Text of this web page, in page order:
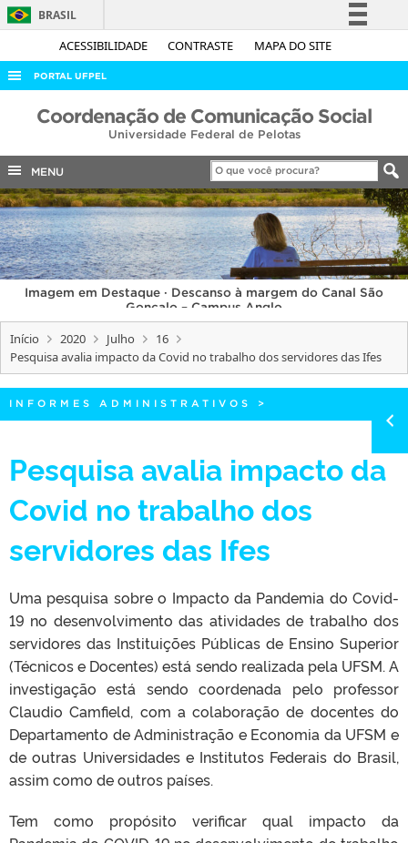
ACESSIBILIDADE CONTRASTE MAPA DO SITE
BRASIL
Simplifique!
Acesso à informação
Legislação
Canais
PORTAL UFPEL
ACESSO À INFORMAÇÃO
COBALTO
CONCURSOS
EDITAIS
INTERNACIONAL
OUVIDORIA
PORTARIAS
TELEFONES
Coordenação de Comunicação Social
Universidade Federal de Pelotas
MENU
Imagem em Destaque · Descanso à margem do Canal São
Gonçalo – Campus Anglo
Início 2020 Julho
16
Pesquisa avalia impacto da Covid no trabalho dos servidores das Ifes
INFORMES ADMINISTRATIVOS >
Pesquisa avalia impacto da
Covid no trabalho dos
servidores das Ifes
Uma pesquisa sobre o Impacto da Pandemia do Covid-
19 no desenvolvimento das atividades de trabalho dos
servidores das Instituições Públicas de Ensino Superior
(Técnicos e Docentes) está sendo realizada pela UFSM. A
investigação está sendo coordenada pelo professor
Claudio Camfield, com a colaboração de docentes do
Departamento de Administração e Economia da UFSM e
de outras Universidades e Institutos Federais do Brasil,
assim como de outros países.
Tem como propósito verificar qual impacto da